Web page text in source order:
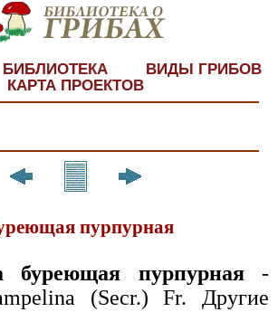
БИБЛИОТЕКА
ВИДЫ ГРИБОВ
КАРТА ПРОЕКТОВ
пурпурная
буреющая пурпур­ная -
(Secr.) Fr. Другие